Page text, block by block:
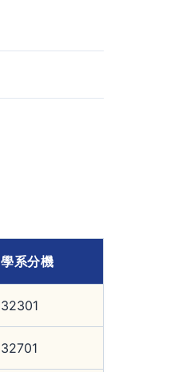
學系分機
32301
32701